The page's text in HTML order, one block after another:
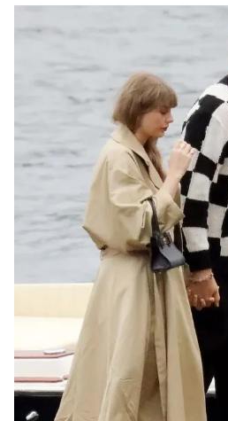
Tổng đài VTV:024.38 355 931 -
Ðiện thoại Thời báo VTV:
024.66
Liên hệ quảng cáo:024-7300.7108
® Cấm sao chép dưới mọi hình
thuận bằng văn bản. Ghi rõ nguồn
thông tin từ website này.